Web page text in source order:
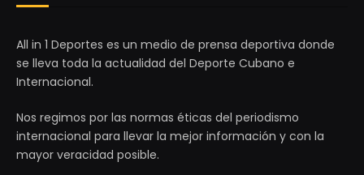
All in 1 Deportes es un medio de prensa deportiva donde
se lleva toda la actualidad del Deporte Cubano e
Internacional.
Nos regimos por las normas éticas del periodismo
internacional para llevar la mejor información y con la
mayor veracidad posible.